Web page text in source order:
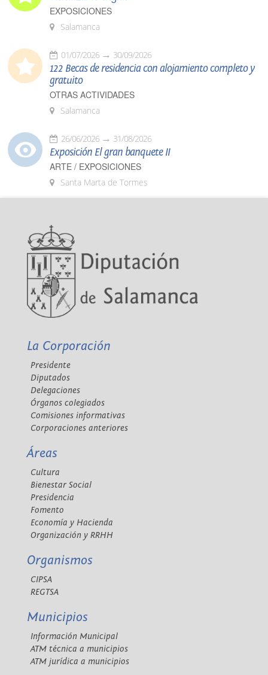
EXPOSICIONES
Salamanca
01/07/2026 30/09/2026
122 Becas de residencia con alojamiento completo y
gratuito
OTRAS ACTIVIDADES
Salamanca
26/06/2026 31/08/2026
Exposición El gran banquete II
ARTE / EXPOSICIONES
Santa Marta de Tormes
La Corporación
Presidente
Diputados
Delegaciones
Órganos colegiados
Comisiones informativas
Corporaciones anteriores
Áreas
Cultura
Bienestar Social
Presidencia
Fomento
Economía y Hacienda
Organización y RRHH
Organismos
CIPSA
REGTSA
Municipios
Información Municipal
ATM técnica a municipios
ATM jurídica a municipios